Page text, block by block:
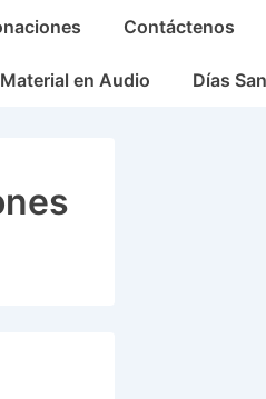
Contáctenos
Material en Audio Días